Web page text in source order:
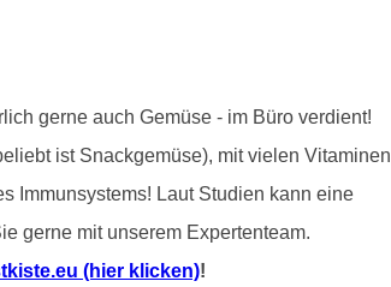
gerne auch Gemüse - im Büro verdient!
ist Snackgemüse), mit vielen Vitaminen
Immunsystems! Laut Studien kann eine
gerne mit unserem Expertenteam.
(hier klicken)!